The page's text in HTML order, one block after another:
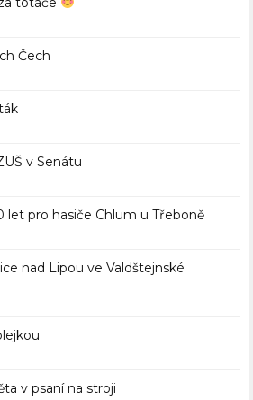
Čech
v Senátu
let pro hasiče Chlum u Třeboně
nad Lipou ve Valdštejnské
v psaní na stroji